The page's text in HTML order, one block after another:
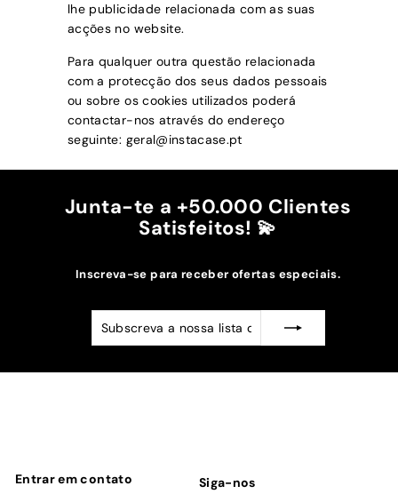
lhe publicidade relacionada com as suas
acções no website.
Para qualquer outra questão relacionada
com a protecção dos seus dados pessoais
ou sobre os cookies utilizados poderá
contactar-nos através do endereço
seguinte: geral@instacase.pt
Junta-te a +50.000 Clientes
Satisfeitos! 💫
Inscreva-se para receber ofertas especiais.
Subscreva
a
Subscrever
Entrar em contato Siga-nos